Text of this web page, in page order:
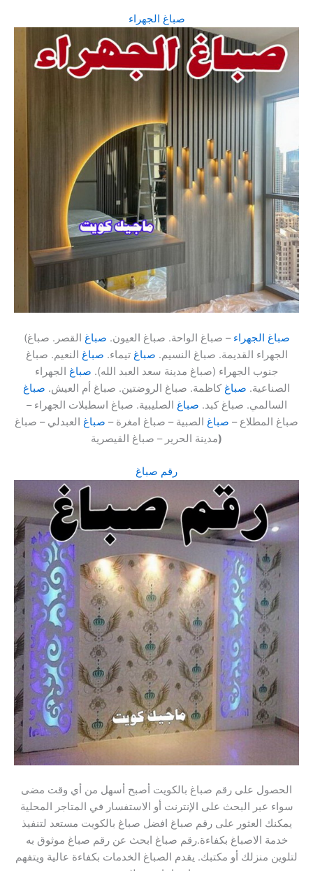
صباغ الجهراء
( صباغ الجهراء – صباغ الواحة. صباغ العيون. صباغ القصر. صباغ
الجهراء القديمة. صباغ النسيم. صباغ تيماء. صباغ النعيم. صباغ
جنوب الجهراء (صباغ مدينة سعد العبد الله). صباغ الجهراء
الصناعية. صباغ كاظمة. صباغ الروضتين. صباغ أم العيش. صباغ
السالمي. صباغ كبد. صباغ الصليبية. صباغ اسطبلات الجهراء –
صباغ المطلاع – صباغ الصبية – صباغ امغرة – صباغ العبدلي – صباغ
مدينة الحرير – صباغ القيصرية)
رقم صباغ
الحصول على رقم صباغ بالكويت أصبح أسهل من أي وقت مضى
سواء عبر البحث على الإنترنت أو الاستفسار في المتاجر المحلية
يمكنك العثور على رقم صباغ افضل صباغ بالكويت مستعد لتنفيذ
خدمة الاصباغ بكفاءة.رقم صباغ ابحث عن رقم صباغ موثوق به
لتلوين منزلك أو مكتبك. يقدم الصباغ الخدمات بكفاءة عالية ويتفهم